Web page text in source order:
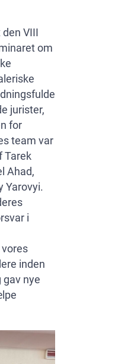
VIII
om
jurister,
for
team var
Tarek
Ahad,
Yarovyi.
i
inden
nye